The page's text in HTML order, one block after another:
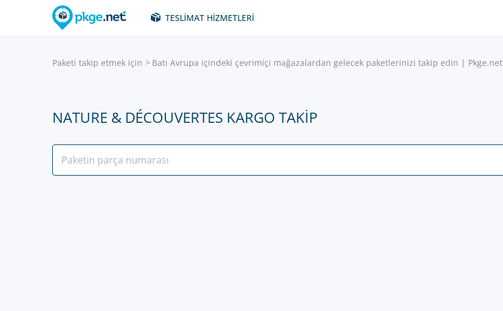
TESLIMAT HIZMETLERI
Paketi takip etmek için Batı Avrupa içindeki çevrimiçi mağazalardan gelecek paketlerinizi takip edin | Pkge.net
NATURE & DÉCOUVERTES KARGO TAKIP